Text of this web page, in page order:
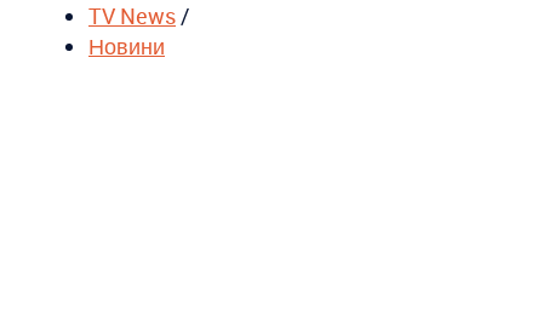
TV News/
Новини